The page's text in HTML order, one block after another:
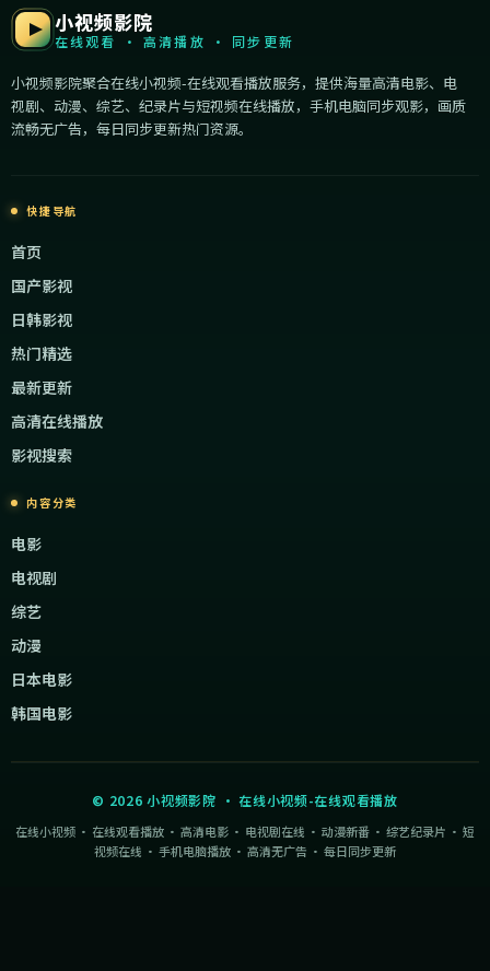
小视频影院
在线观看 · 高清播放 · 同步更新
小视频影院聚合在线小视频-在线观看播放服务，提供海量高清电影、电
视剧、动漫、综艺、纪录片与短视频在线播放，手机电脑同步观影，画质
流畅无广告，每日同步更新热门资源。
快捷导航
首页
国产影视
日韩影视
热门精选
最新更新
高清在线播放
影视搜索
内容分类
电影
电视剧
综艺
动漫
日本电影
韩国电影
© 2026 小视频影院 ·在线小视频-在线观看播放
在线小视频 · 在线观看播放 · 高清电影 · 电视剧在线 · 动漫新番 · 综艺纪录片 · 短
视频在线 · 手机电脑播放 · 高清无广告 · 每日同步更新